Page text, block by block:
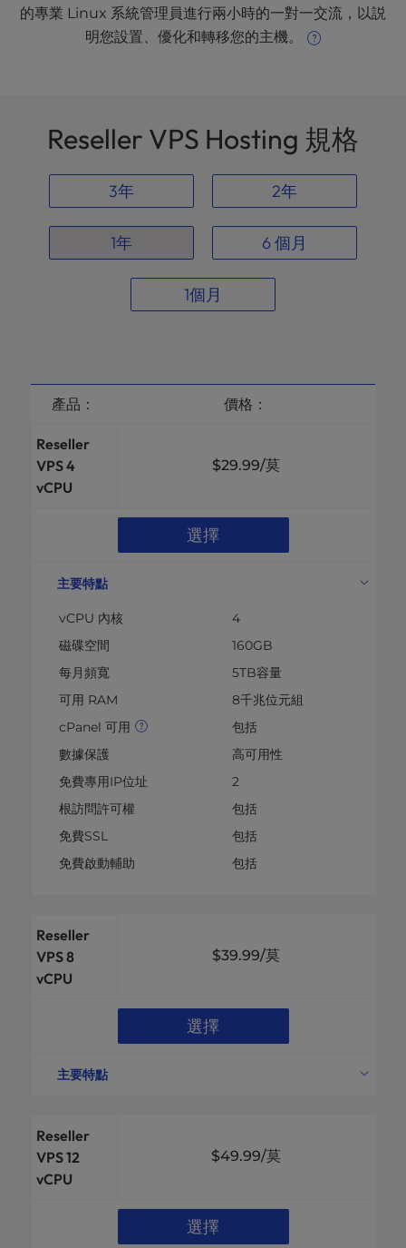
的專業 Linux 系統管理員進行兩小時的一對一交流，以説
明您設置、優化和轉移您的主機。
Reseller VPS Hosting 規格
3年 2年
1年 6 個月
1個月
產品： 價格：
Reseller
VPS 4
vCPU
$29.99/莫
選擇
主要特點
vCPU 內核
4
磁碟空間
160GB
每月頻寬
5TB容量
可用 RAM
8千兆位元組
cPanel 可用
包括
數據保護
高可用性
免費專用IP位址
2
根訪問許可權
包括
免費SSL
包括
免費啟動輔助
包括
Reseller
VPS 8
vCPU
$39.99/莫
選擇
主要特點
磁碟空間
每月頻寬
無限
可用 RAM
包括
Reseller
VPS 12
vCPU
$49.99/莫
選擇